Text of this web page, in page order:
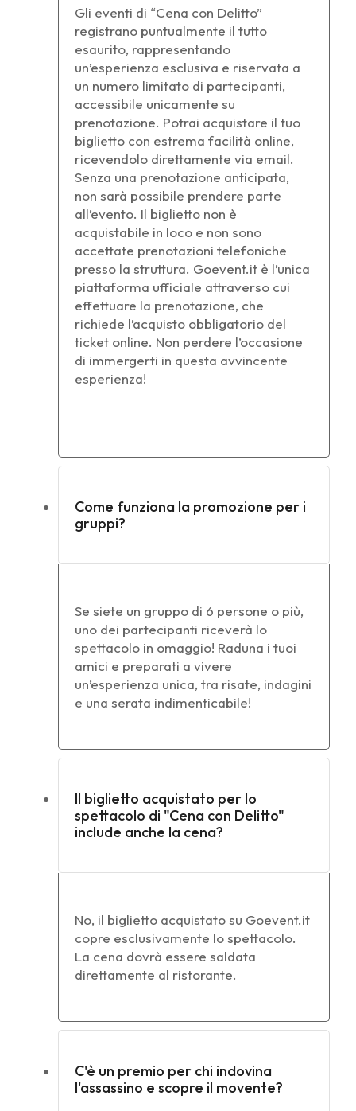
Gli eventi di “Cena con Delitto”
registrano puntualmente il tutto
esaurito, rappresentando
un’esperienza esclusiva e riservata a
un numero limitato di partecipanti,
accessibile unicamente su
prenotazione. Potrai acquistare il tuo
biglietto con estrema facilità online,
ricevendolo direttamente via email.
Senza una prenotazione anticipata,
non sarà possibile prendere parte
all’evento. Il biglietto non è
acquistabile in loco e non sono
accettate prenotazioni telefoniche
presso la struttura. Goevent.it è l’unica
piattaforma ufficiale attraverso cui
effettuare la prenotazione, che
richiede l’acquisto obbligatorio del
ticket online. Non perdere l’occasione
di immergerti in questa avvincente
esperienza!
Come funziona la promozione per i
gruppi?
Se siete un gruppo di 6 persone o più,
uno dei partecipanti riceverà lo
spettacolo in omaggio! Raduna i tuoi
amici e preparati a vivere
un’esperienza unica, tra risate, indagini
e una serata indimenticabile!
Il biglietto acquistato per lo
spettacolo di "Cena con Delitto"
include anche la cena?
No, il biglietto acquistato su Goevent.it
copre esclusivamente lo spettacolo.
La cena dovrà essere saldata
direttamente al ristorante.
C'è un premio per chi indovina
l'assassino e scopre il movente?